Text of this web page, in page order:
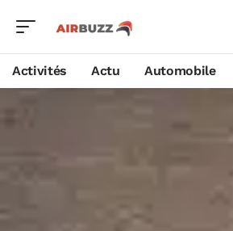
Activités Actu Automobile